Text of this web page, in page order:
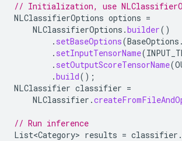
// Initialization, use
NLClassifierOptions options =
NLClassifierOptions .builder()
. setBaseOptions(BaseOptions .
. setInputTensorName(
. setOutputScoreTensorName(
.build();
NLClassifier classifier =
NLClassifier .
// Run inference
List<Category> results = classifier .